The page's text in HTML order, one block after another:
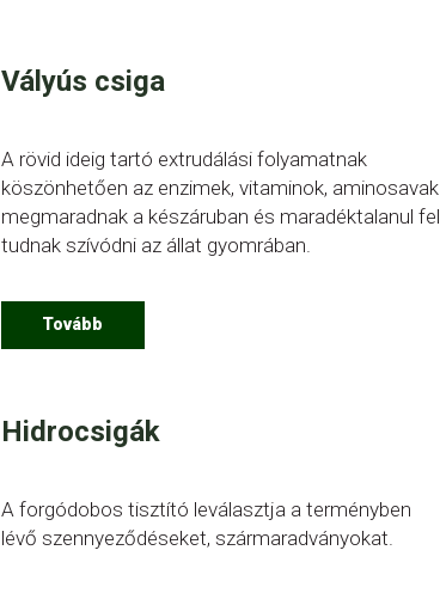
Vályús csiga
A rövid ideig tartó extrudálási folyamatnak
köszönhetően az enzimek, vitaminok, aminosavak
megmaradnak a készáruban és maradéktalanul fel
tudnak szívódni az állat gyomrában.
Tovább
Hidrocsigák
A forgódobos tisztító leválasztja a terményben
lévő szennyeződéseket, szármaradványokat.